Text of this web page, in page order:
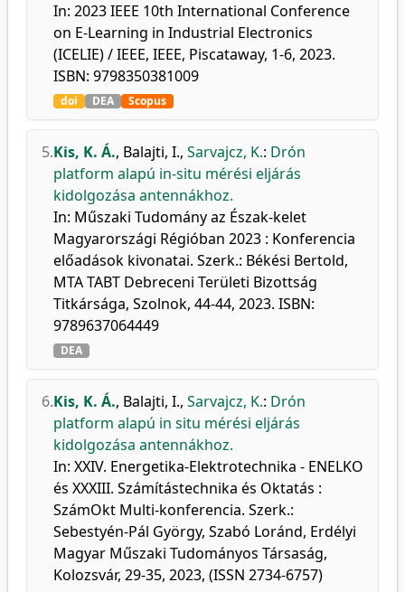
In: 2023 IEEE 10th International Conference
on E-Learning in Industrial Electronics
(ICELIE) / IEEE, IEEE, Piscataway, 1-6, 2023.
ISBN: 9798350381009
doi DEA Scopus
5.Kis, K. Á., Balajti, I., Sarvajcz, K.: Drón
platform alapú in-situ mérési eljárás
kidolgozása antennákhoz.
In: Műszaki Tudomány az Észak-kelet
Magyarországi Régióban 2023 : Konferencia
előadások kivonatai. Szerk.: Békési Bertold,
MTA TABT Debreceni Területi Bizottság
Titkársága, Szolnok, 44-44, 2023. ISBN:
9789637064449
DEA
6.Kis, K. Á., Balajti, I., Sarvajcz, K.: Drón
platform alapú in situ mérési eljárás
kidolgozása antennákhoz.
In: XXIV. Energetika-Elektrotechnika - ENELKO
és XXXIII. Számítástechnika és Oktatás :
SzámOkt Multi-konferencia. Szerk.:
Sebestyén-Pál György, Szabó Loránd, Erdélyi
Magyar Műszaki Tudományos Társaság,
Kolozsvár, 29-35, 2023, (ISSN 2734-6757)